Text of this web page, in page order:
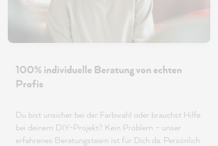
100% individuelle Beratung von echten
Profis
Du bist unsicher bei der Farbwahl oder brauchst Hilfe
bei deinem DIY-Projekt? Kein Problem – unser
erfahrenes Beratungsteam ist für Dich da. Persönlich